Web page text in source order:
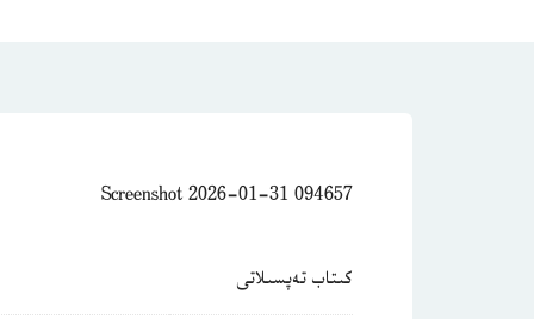
Screenshot 2026-01-31 094657
كىتاب تەپسىلاتى